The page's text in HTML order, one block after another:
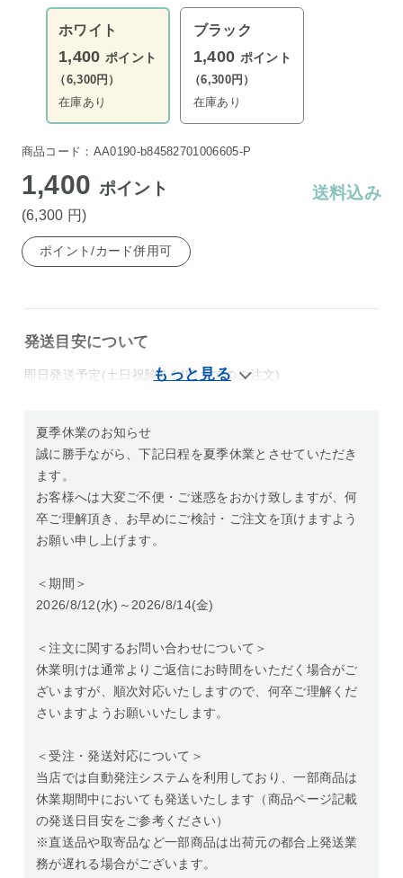
ホワイト
1,400 ポイント
（6,300円）
在庫あり
ブラック
1,400 ポイント
（6,300円）
在庫あり
商品コード：AA0190-b84582701006605-P
1,400 ポイント
(6,300 円)
送料込み
ポイント/カード併用可
発送目安について
即日発送予定(土日祝除く14時までのご注文)
夏季休業のお知らせ
誠に勝手ながら、下記日程を夏季休業とさせていただき
ます。
お客様へは大変ご不便・ご迷惑をおかけ致しますが、何
卒ご理解頂き、お早めにご検討・ご注文を頂けますよう
お願い申し上げます。
＜期間＞
2026/8/12(水)～2026/8/14(金)
＜注文に関するお問い合わせについて＞
休業明けは通常よりご返信にお時間をいただく場合がご
ざいますが、順次対応いたしますので、何卒ご理解くだ
さいますようお願いいたします。
＜受注・発送対応について＞
当店では自動発注システムを利用しており、一部商品は
休業期間中においても発送いたします（商品ページ記載
の発送日目安をご参考ください）
※直送品や取寄品など一部商品は出荷元の都合上発送業
務が遅れる場合がございます。